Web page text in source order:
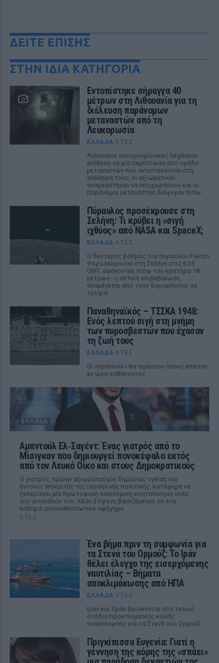
ΔΕΙΤΕ ΕΠΙΣΗΣ
ΣΤΗΝ ΙΔΙΑ ΚΑΤΗΓΟΡΙΑ
Εντοπίστηκε σήραγγα 40
μέτρων στη Λιθουανία για τη
διέλευση παράνομων
μεταναστών από τη
Λευκορωσία
ΕΛΛΆΔΑ ΧΤΕΣ
Λιθουανοί συνοριοφύλακες δέχθηκαν
επίθεση σε μία περίπτωση από ομάδα
μεταναστών που αντιστέκονταν στη
σύλληψή τους, οι αξιωματικοί
αναγκάστηκαν να υποχωρήσουν και οι
παράνομοι μετανάστες διέφυγαν πίσω
Πύραυλος προσέκρουσε στη
Σελήνη: Τι κρύβει η «σιγή
ιχθύος» από NASA και SpaceX;
ΕΛΛΆΔΑ ΧΤΕΣ
Ο δεύτερος βαθμός του πυραύλου Falcon
9 προσέκρουσε στη Σελήνη στις 6:35
GMT, αφήνοντας πίσω του κρατήρα 18
μέτρων - η οπτική επιβεβαίωση
αναμένεται από τους δορυφόρους σε
τροχιά
Παναθηναϊκός – ΤΣΣΚΑ 1948:
Ενός λεπτού σιγή στη μνήμη
των πυροσβεστών που έχασαν
τη ζωή τους
ΕΛΛΆΔΑ ΧΤΕΣ
Οι «πράσινοι« θα τιμήσουν όσους έπεσαν
εν ώρα καθήκοντος
ΕΛΛΆΔΑ
Αμπντούλ Ελ‑Σαγέντ: Ένας γιατρός από το
Μίσιγκαν που δημιουργεί πονοκέφαλο εκτός
από τον Λευκό Οίκο και στους Δημοκρατικούς
Ο γιατρός, πρώην αξιωματούχος δημόσιας υγείας και
έντονος επικριτής της ισραηλινής πολιτικής, κατάφερε να
ξεπεράσει μία πρωτοφανή οικονομική κινητοποίηση υπέρ
της αντιπάλου του, Χέιλι Στίβενς βασιζόμενος σε ένα
καθαρά αντικαθεστωτικό αφήγημα
ΧΤΕΣ
Ένα βήμα πριν τη συμφωνία για
τα Στενά του Ορμούζ: Το Ιράν
θέλει έλεγχο της εισερχόμενης
ναυτιλίας – Βήματα
αποκλιμάκωσης από ΗΠΑ
ΕΛΛΆΔΑ ΧΤΕΣ
Ιράν και Ομάν βρίσκονται στο τελικό
στάδιο προετοιμασίας κοινής
ανακοίνωσης για τα Στενά του Ορμούζ
Πριγκίπισσα Ευγενία: Γιατί η
γέννηση της κόρης της «σπάει»